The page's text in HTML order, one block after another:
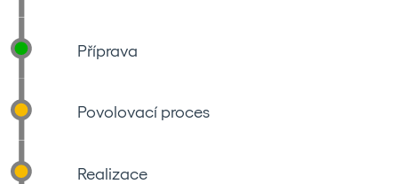
Příprava
Povolovací proces
Realizace